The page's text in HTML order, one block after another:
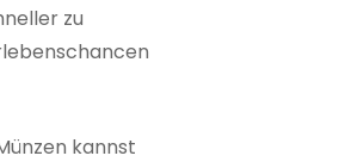
zu
kannst